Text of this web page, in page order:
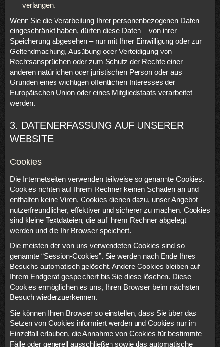
verlangen.
Wenn Sie die Verarbeitung Ihrer personenbezogenen Daten
eingeschränkt haben, dürfen diese Daten – von ihrer
Speicherung abgesehen – nur mit Ihrer Einwilligung oder zur
Geltendmachung, Ausübung oder Verteidigung von
Rechtsansprüchen oder zum Schutz der Rechte einer
anderen natürlichen oder juristischen Person oder aus
Gründen eines wichtigen öffentlichen Interesses der
Europäischen Union oder eines Mitgliedstaats verarbeitet
werden.
3. DATENERFASSUNG AUF UNSERER
WEBSITE
Cookies
Die Internetseiten verwenden teilweise so genannte Cookies.
Cookies richten auf Ihrem Rechner keinen Schaden an und
enthalten keine Viren. Cookies dienen dazu, unser Angebot
nutzerfreundlicher, effektiver und sicherer zu machen. Cookies
sind kleine Textdateien, die auf Ihrem Rechner abgelegt
werden und die Ihr Browser speichert.
Die meisten der von uns verwendeten Cookies sind so
genannte “Session-Cookies”. Sie werden nach Ende Ihres
Besuchs automatisch gelöscht. Andere Cookies bleiben auf
Ihrem Endgerät gespeichert bis Sie diese löschen. Diese
Cookies ermöglichen es uns, Ihren Browser beim nächsten
Besuch wiederzuerkennen.
Sie können Ihren Browser so einstellen, dass Sie über das
Setzen von Cookies informiert werden und Cookies nur im
Einzelfall erlauben, die Annahme von Cookies für bestimmte
Fälle oder generell ausschließen sowie das automatische